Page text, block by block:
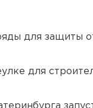
для защиты
для